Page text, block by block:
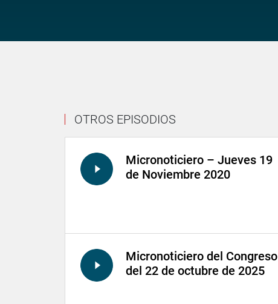
OTROS EPISODIOS
Micronoticiero – Jueves 19
de Noviembre 2020
Micronoticiero del Congreso
del 22 de octubre de 2025